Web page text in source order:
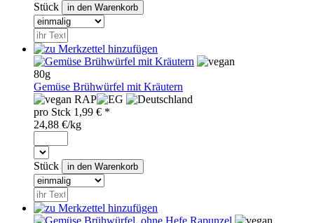
Stück
80g
Gemüse Brühwürfel mit Kräutern
RAP
pro Stck 1,99 € *
24,88 €/kg
Stück